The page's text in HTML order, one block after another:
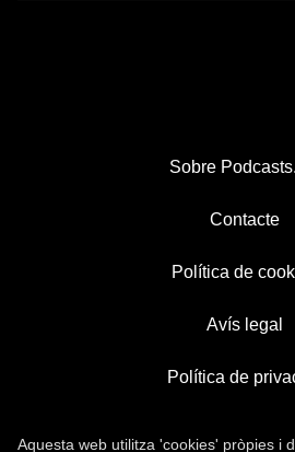
Sobre
Contacte
Política de
Avís legal
Política de
Aquesta web utilitza 'cookies' pròpies i